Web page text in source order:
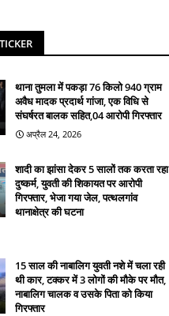
थाना तुमला में पकड़ा 76 किलो 940 ग्राम
अवैध मादक प्रदार्थ गांजा, एक विधि से
संघर्षरत बालक सहित,04 आरोपी गिरफ्तार
अप्रैल 24, 2026
शादी का झांसा देकर 5 सालों तक करता रहा
दुष्कर्म, युवती की शिकायत पर आरोपी
गिरफ्तार, भेजा गया जेल, पत्थलगांव
थानाक्षेत्र की घटना
15 साल की नाबालिग युवती नशे में चला रही
थी कार, टक्कर में 3 लोगों की मौके पर मौत,
नाबालिग चालक व उसके पिता को किया
गिरफ्तार